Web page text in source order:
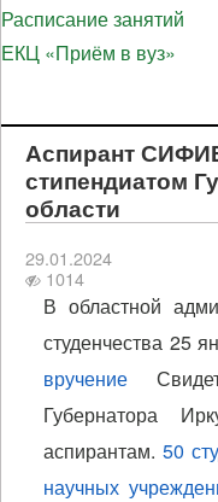
Расписание занятий
ЕКЦ «Приём в вуз»
Аспирант
стипендиатом
области
29.01.2024
1014
В областной
студенчества 25
вручение
Губернатора
аспирантам. 50
научных